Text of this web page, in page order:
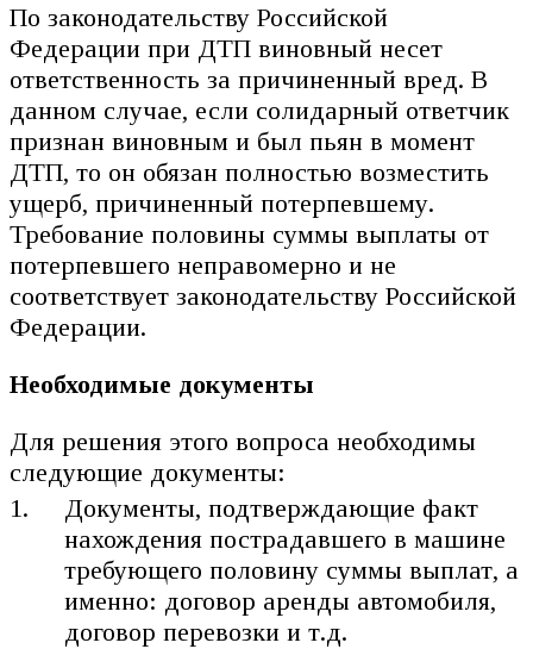
По законодательству Российской
Федерации при ДТП виновный несет
ответственность за причиненный вред. В
данном случае, если солидарный ответчик
признан виновным и был пьян в момент
ДТП, то он обязан полностью возместить
ущерб, причиненный потерпевшему.
Требование половины суммы выплаты от
потерпевшего неправомерно и не
соответствует законодательству Российской
Федерации.
Необходимые документы
Для решения этого вопроса необходимы
следующие документы:
Документы, подтверждающие факт
нахождения пострадавшего в машине
требующего половину суммы выплат, а
именно: договор аренды автомобиля,
договор перевозки и т.д.